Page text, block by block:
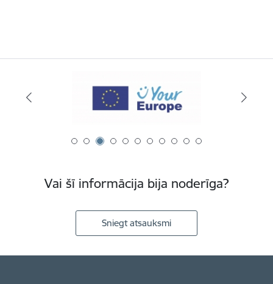
Vai šī informācija bija noderīga?
Sniegt atsauksmi